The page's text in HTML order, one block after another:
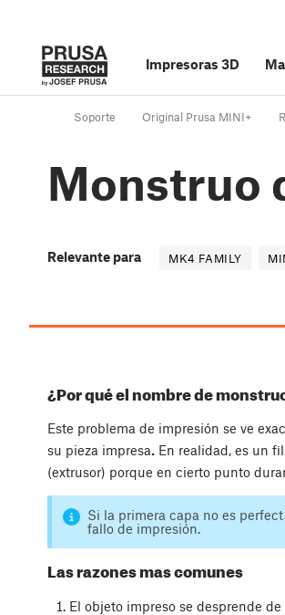
Impresoras 3D
Soporte Original Prusa MINI+
Monstruo
Relevante para MK4 FAMILY
¿Por qué el nombre de
Este problema de impresión se ve
su pieza impresa. En realidad, es un
(extrusor) porque en cierto punto
Si la primera capa no es
fallo de impresión.
Las razones mas comunes
El objeto impreso se desprende